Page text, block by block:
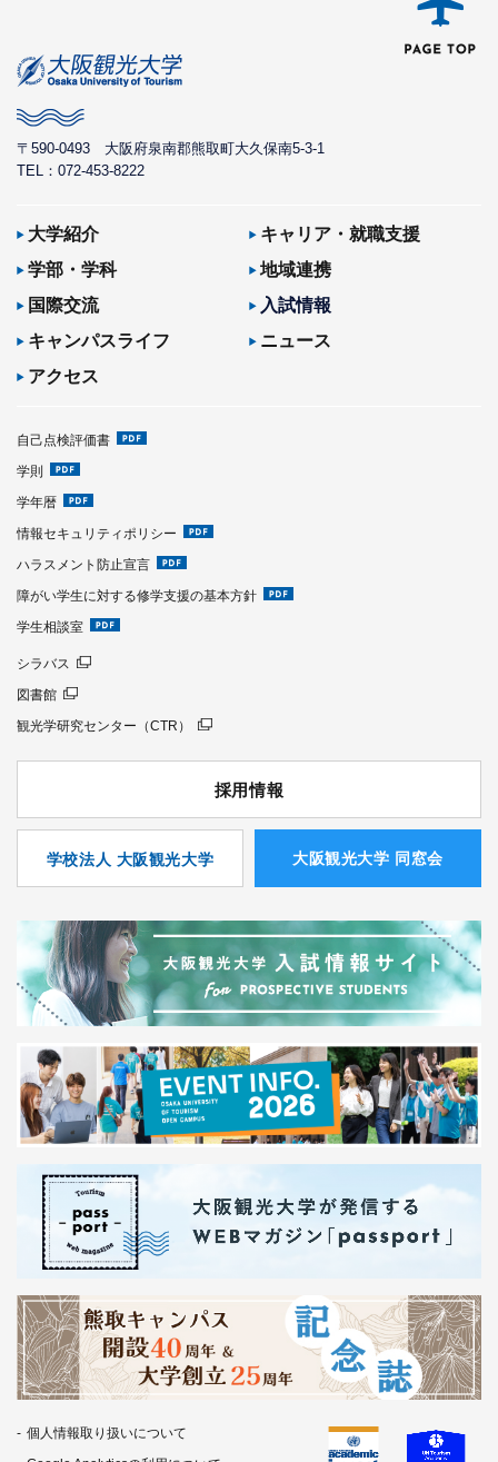
〒590-0493 大阪府泉南郡熊取町大久保南5-3-1
TEL：072-453-8222
大学紹介
キャリア・就職支援
学部・学科
地域連携
国際交流
入試情報
キャンパスライフ
ニュース
アクセス
自己点検評価書
学則
学年暦
情報セキュリティポリシー
ハラスメント防止宣言
障がい学生に対する修学支援の基本方針
学生相談室
シラバス
図書館
観光学研究センター（CTR）
採用情報
学校法人 大阪観光大学 ⼤阪観光⼤学 同窓会
個人情報取り扱いについて